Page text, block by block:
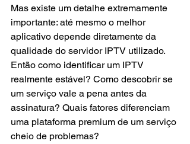
Mas existe um detalhe extremamente
importante: até mesmo o melhor
aplicativo depende diretamente da
qualidade do servidor IPTV utilizado.
Então como identificar um IPTV
realmente estável? Como descobrir se
um serviço vale a pena antes da
assinatura? Quais fatores diferenciam
uma plataforma premium de um serviço
cheio de problemas?